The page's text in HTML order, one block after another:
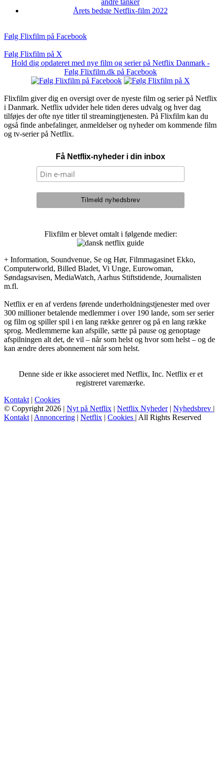
andre tanker
Årets bedste Netflix-film 2022
Følg Flixfilm på Facebook
Følg Flixfilm på X
Hold dig opdateret med nye film og serier på Netflix Danmark -
Følg Flixfilm.dk på Facebook
Flixfilm giver dig en oversigt over de nyeste film og serier på Netflix
i Danmark. Netflix udvider hele tiden deres udvalg og hver dag
tilføjes der ofte nye titler til streamingtjenesten. På Flixfilm kan du
også finde anbefalinger, anmeldelser og nyheder om kommende film
og tv-serier på Netflix.
Få Netflix-nyheder i din inbox
Flixfilm er blevet omtalt i følgende medier:
+ Information, Soundvenue, Se og Hør, Filmmagasinet Ekko,
Computerworld, Billed Bladet, Vi Unge, Eurowoman,
Søndagsavisen, MediaWatch, Aarhus Stiftstidende, Journalisten
m.fl.
Netflix er en af verdens førende underholdningstjenester med over
300 millioner betalende medlemmer i over 190 lande, som ser serier
og film og spiller spil i en lang række genrer og på en lang række
sprog. Medlemmerne kan afspille, sætte på pause og genoptage
afspilningen alt det, de vil – når som helst og hvor som helst – og de
kan ændre deres abonnement når som helst.
Denne side er ikke associeret med Netflix, Inc. Netflix er et
registreret varemærke.
Kontakt | Cookies
© Copyright 2026 | Nyt på Netflix | Netflix Nyheder| Nyhedsbrev |
Kontakt | Annoncering | Netflix | Cookies | All Rights Reserved